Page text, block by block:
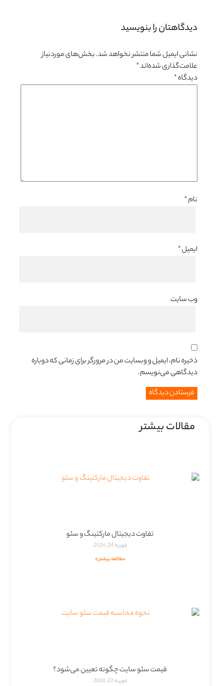
دیدگاهتان را بنویسید
نشانی ایمیل شما منتشر نخواهد شد.بخش‌های موردنیاز
علامت‌گذاری شده‌اند*
دیدگاه*
نام*
ایمیل*
وب‌ سایت
ذخیره نام، ایمیل و وبسایت من در مرورگر برای زمانی که دوباره
دیدگاهی می‌نویسم.
مقالات بیشتر
تفاوت دیجیتال مارکتینگ و سئو
فوریه 24, 2026
مطالعه بیشتر »
قیمت سئو سایت چگونه تعیین می‌شود؟
فوریه 22, 2026